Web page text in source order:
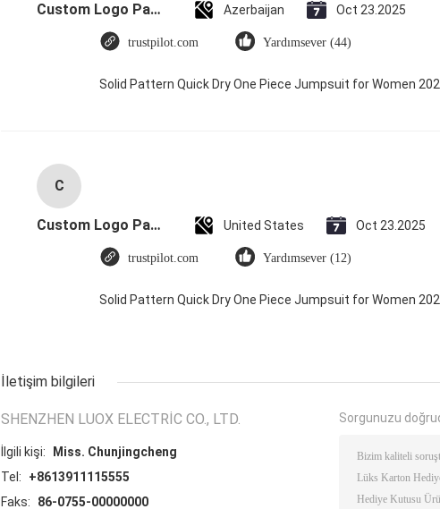
Custom Logo Paper Cardboard Packing Folding White / Black / Rose Gold Luxury Magnetic Gift Box with Ribbon Closure Azerbaijan Oct 23.2025
trustpilot.com Yardımsever (44)
Solid Pattern Quick Dry One Piece Jumpsuit for Women
C
Custom Logo Paper Cardboard Packing Folding White / Black / Rose Gold Luxury Magnetic Gift Box with Ribbon Closure United States Oct 23.2025
trustpilot.com Yardımsever (12)
Solid Pattern Quick Dry One Piece Jumpsuit for Women
İletişim bilgileri
SHENZHEN LUOX ELECTRIC CO., LTD.
İlgili kişi:
Miss. Chunjingcheng
Tel:
+8613911115555
Faks:
86-0755-00000000
Sorgunuzu